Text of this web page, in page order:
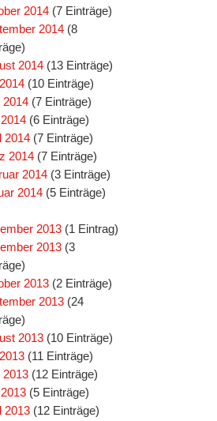
2014 (7 Einträge)
2014 (8
2014 (13 Einträge)
(10 Einträge)
2014 (7 Einträge)
(6 Einträge)
2014 (7 Einträge)
2014 (7 Einträge)
2014 (3 Einträge)
2014 (5 Einträge)
2013 (1 Eintrag)
2013 (3
2013 (2 Einträge)
2013 (24
2013 (10 Einträge)
(11 Einträge)
2013 (12 Einträge)
(5 Einträge)
2013 (12 Einträge)